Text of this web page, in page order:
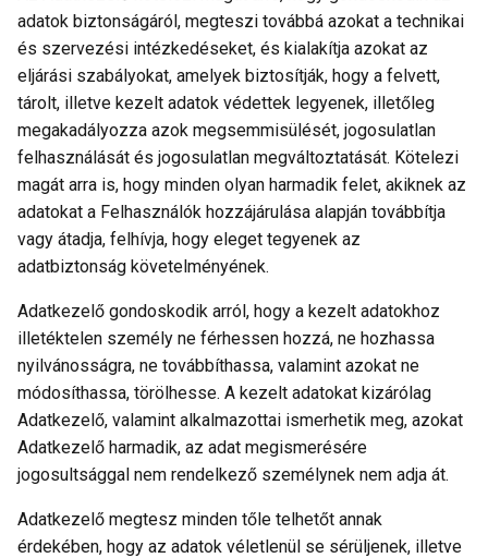
adatok biztonságáról, megteszi továbbá azokat a technikai
és szervezési intézkedéseket, és kialakítja azokat az
eljárási szabályokat, amelyek biztosítják, hogy a felvett,
tárolt, illetve kezelt adatok védettek legyenek, illetőleg
megakadályozza azok megsemmisülését, jogosulatlan
felhasználását és jogosulatlan megváltoztatását. Kötelezi
magát arra is, hogy minden olyan harmadik felet, akiknek az
adatokat a Felhasználók hozzájárulása alapján továbbítja
vagy átadja, felhívja, hogy eleget tegyenek az
adatbiztonság követelményének.
Adatkezelő gondoskodik arról, hogy a kezelt adatokhoz
illetéktelen személy ne férhessen hozzá, ne hozhassa
nyilvánosságra, ne továbbíthassa, valamint azokat ne
módosíthassa, törölhesse. A kezelt adatokat kizárólag
Adatkezelő, valamint alkalmazottai ismerhetik meg, azokat
Adatkezelő harmadik, az adat megismerésére
jogosultsággal nem rendelkező személynek nem adja át.
Adatkezelő megtesz minden tőle telhetőt annak
érdekében, hogy az adatok véletlenül se sérüljenek, illetve